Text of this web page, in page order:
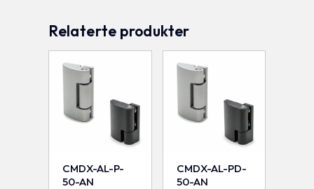
Relaterte produkter
CMDX-AL-P-
50-AN
CMDX-AL-PD-
50-AN